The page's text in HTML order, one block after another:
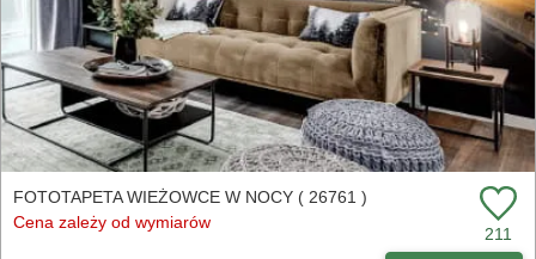
FOTOTAPETA WIEŻOWCE W NOCY ( 26761 )
Cena zależy od wymiarów
211